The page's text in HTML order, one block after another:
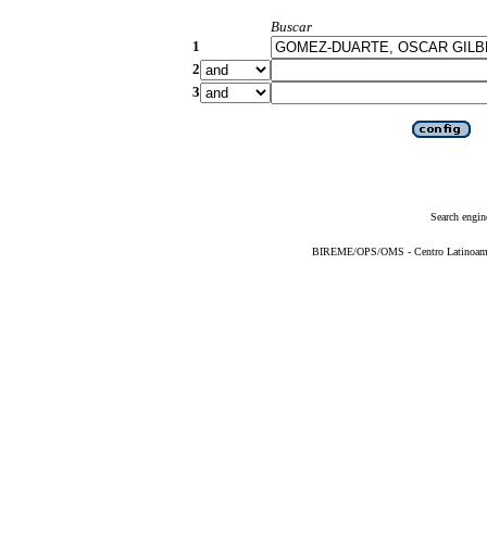
Buscar
1
2
3
Search
BIREME/OPS/OMS - Centro